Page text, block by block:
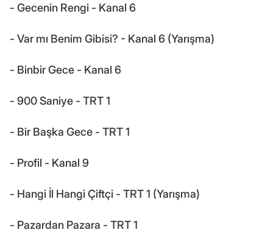
- Gecenin Rengi - Kanal 6
- Var mı Benim Gibisi? - Kanal 6 (Yarışma)
- Binbir Gece - Kanal 6
- 900 Saniye - TRT 1
- Bir Başka Gece - TRT 1
- Profil - Kanal 9
- Hangi İl Hangi Çiftçi - TRT 1 (Yarışma)
- Pazardan Pazara - TRT 1